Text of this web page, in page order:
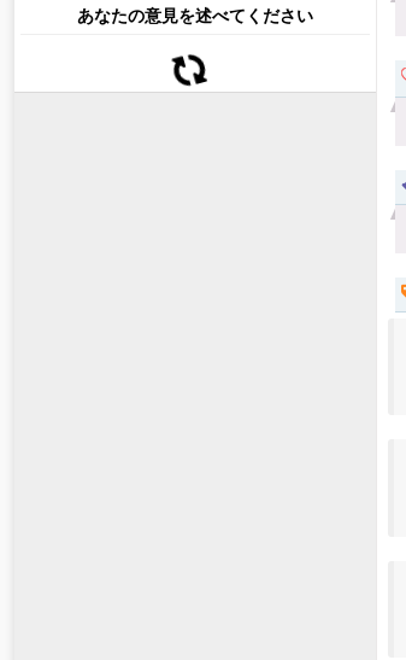
あなたの意見を述べてください